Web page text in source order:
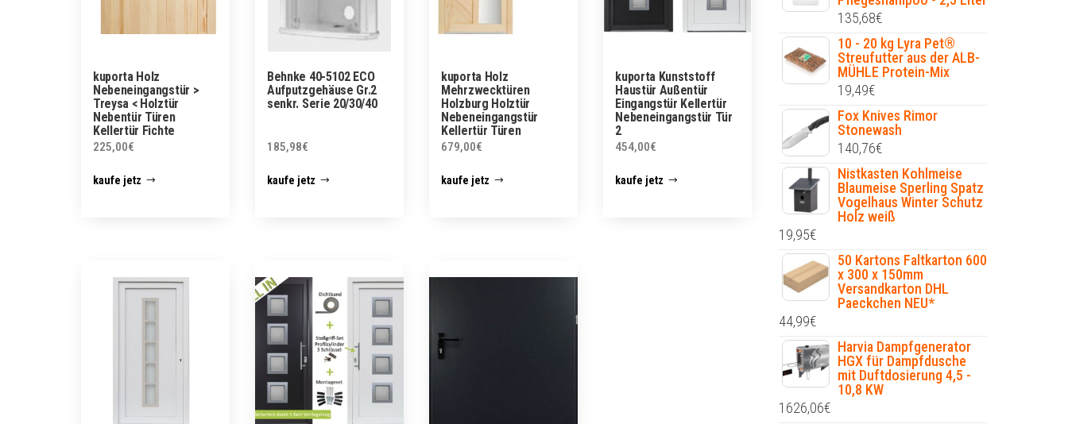
kuporta Holz
Nebeneingangstür >
Treysa < Holztür
Nebentür Türen
Kellertür Fichte
225,00€
kaufe jetz
Behnke 40-5102 ECO
Aufputzgehäuse Gr.2
senkr. Serie 20/30/40
185,98€
kaufe jetz
kuporta Holz
Mehrzwecktüren
Holzburg Holztür
Nebeneingangstür
Kellertür Türen
679,00€
kaufe jetz
kuporta Kunststoff
Haustür Außentür
Eingangstür Kellertür
Nebeneingangstür Tür
2
454,00€
kaufe jetz
135,68€
10 - 20 kg Lyra Pet®
Streufutter aus der ALB-
MÜHLE Protein-Mix
19,49€
Fox Knives Rimor
Stonewash
140,76€
Nistkasten Kohlmeise
Blaumeise Sperling Spatz
Vogelhaus Winter Schutz
Holz weiß
19,95€
50 Kartons Faltkarton 600
x 300 x 150mm
Versandkarton DHL
Paeckchen NEU*
44,99€
Harvia Dampfgenerator
HGX für Dampfdusche
mit Duftdosierung 4,5 -
10,8 KW
1626,06€